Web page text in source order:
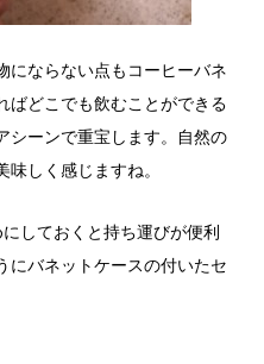
にならない点もコーヒーバネ
ばどこでも飲むことができる
シーンで重宝します。自然の
しく感じますね。
しておくと持ち運びが便利
にバネットケースの付いたセ